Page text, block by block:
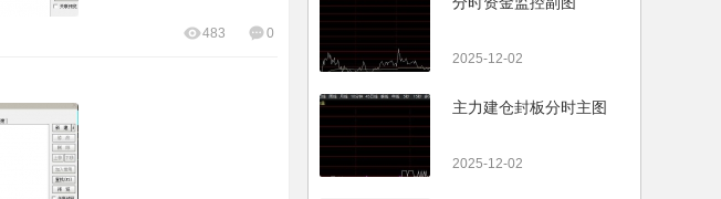
0
483
2025-12-02
主力建仓封板分时主图
2025-12-02